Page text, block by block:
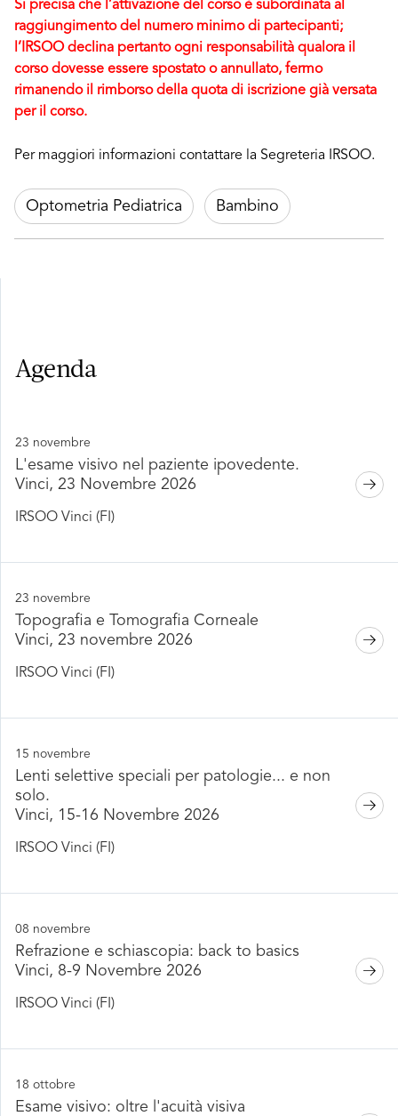
Si precisa che l’attivazione del corso è subordinata al
raggiungimento del numero minimo di partecipanti;
l’IRSOO declina pertanto ogni responsabilità qualora il
corso dovesse essere spostato o annullato, fermo
rimanendo il rimborso della quota di iscrizione già versata
per il corso.
Per maggiori informazioni contattare la Segreteria IRSOO.
Optometria Pediatrica Bambino
Agenda
23 novembre
L'esame visivo nel paziente ipovedente.
Vinci, 23 Novembre 2026
IRSOO Vinci (FI)
23 novembre
Topografia e Tomografia Corneale
Vinci, 23 novembre 2026
IRSOO Vinci (FI)
15 novembre
Lenti selettive speciali per patologie... e non
solo.
Vinci, 15-16 Novembre 2026
IRSOO Vinci (FI)
08 novembre
Refrazione e schiascopia: back to basics
Vinci, 8-9 Novembre 2026
IRSOO Vinci (FI)
18 ottobre
Esame visivo: oltre l'acuità visiva